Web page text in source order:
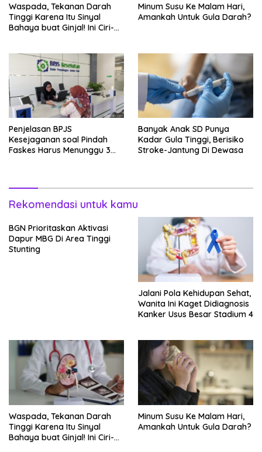
Waspada, Tekanan Darah
Tinggi Karena Itu Sinyal
Bahaya buat Ginjal! Ini Ciri-
Minum Susu Ke Malam Hari,
Amankah Untuk Gula Darah?
Penjelasan BPJS
Kesejaganan soal Pindah
Faskes Harus Menunggu 3
Banyak Anak SD Punya
Kadar Gula Tinggi, Berisiko
Stroke-Jantung Di Dewasa
Rekomendasi untuk kamu
BGN Prioritaskan Aktivasi
Dapur MBG Di Area Tinggi
Stunting
Jalani Pola Kehidupan Sehat,
Wanita Ini Kaget Didiagnosis
Kanker Usus Besar Stadium 4
Waspada, Tekanan Darah
Tinggi Karena Itu Sinyal
Bahaya buat Ginjal! Ini Ciri-
Minum Susu Ke Malam Hari,
Amankah Untuk Gula Darah?